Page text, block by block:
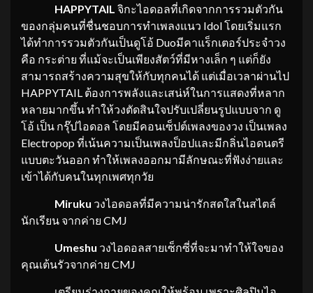
HAPPYTAIL จิกะไอดอลที่เกิดจากการรวมตัวกัน
ของกลุ่มคนที่ชื่นชอบการทำเพลงแนว Idol โดยเริ่มแรก
ได้ทำการรวมตัวกันเป็นดูโอ้ Duoมีคาแร็กเตอร์ประจำวง
คือ กระต่าย ที่แม้จะเป็นเพียงสัตว์ที่มีหางเล็ก ๆ แต่ก็ยัง
สามารถสร้างความสุขให้กับทุกคนได้ แต่เมื่อเวลาผ่านไป
HAPPYTAIL ต้องการพลังและเสน่ห์ในการแสดงที่หลาก
หลายมากขึ้น ทำให้วงตัดสินใจปรับเปลี่ยนรูปแบบจาก ดู
โอ้ เป็น กรุ๊ปไอดอล โดยมีคอนเซ็ปต์เพลงของวง เป็นเพลง
Electropop ที่เน้นความเป็นเพลงป็อปและมีกลิ่นไอดนตรี
แบบตะวันออก ทำให้เพลงออกมามีลักษณะที่ฟังง่ายและ
เข้าได้กับคนในทุกเพศทุกวัย
Miruku วงไอดอลที่มีความน่ารักสดใสในสไตล์
นักเรียน จากค่าย CMJ
Umeshu วงไอดอลสายเซ็กซี่ที่จะมาทำให้ใจของ
คุณเต้นรัวจากค่าย CMJ